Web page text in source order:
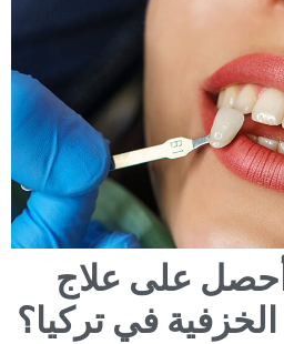
على علاج
في تركيا؟